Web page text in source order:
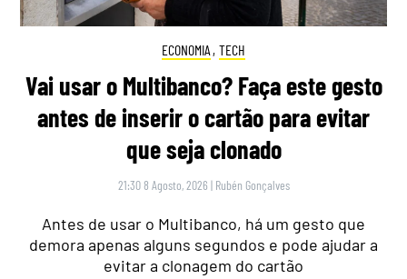
ECONOMIA , TECH
Vai usar o Multibanco? Faça este gesto
antes de inserir o cartão para evitar
que seja clonado
21:30 8 Agosto, 2026 | Rubén Gonçalves
Antes de usar o Multibanco, há um gesto que
demora apenas alguns segundos e pode ajudar a
evitar a clonagem do cartão